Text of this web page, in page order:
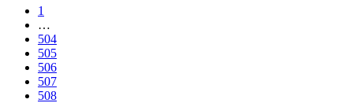
1
…
504
505
506
507
508